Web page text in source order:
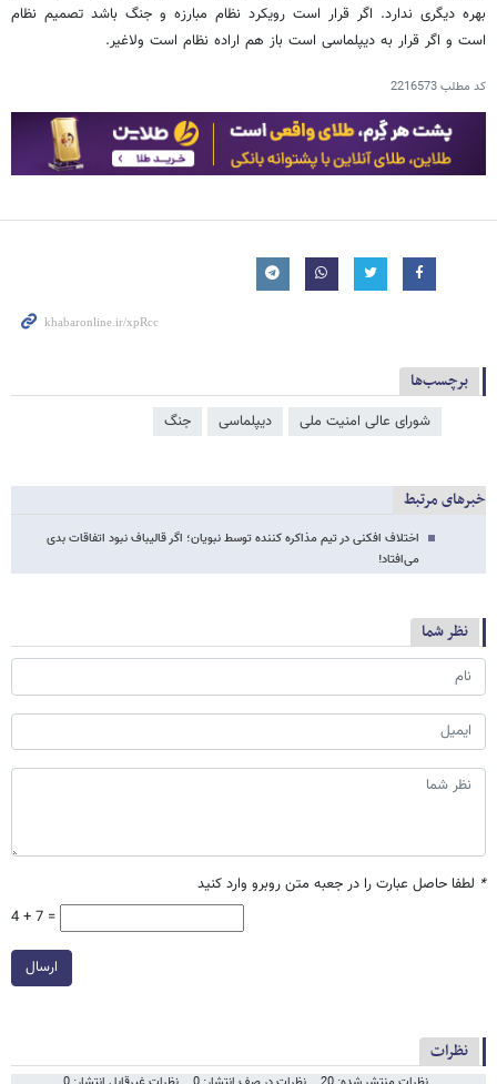
بهره دیگری ندارد. اگر قرار است رویکرد نظام مبارزه و جنگ باشد تصمیم نظام
است و اگر قرار به دیپلماسی است باز هم اراده نظام است ولاغیر.
کد مطلب2216573
برچسب‌ها
شورای عالی امنیت ملی دیپلماسی جنگ
خبرهای مرتبط
اختلاف افکنی در تیم مذاکره کننده توسط نبویان؛ اگر قالیباف نبود اتفاقات بدی
می‌افتاد!
نظر شما
* لطفا حاصل عبارت را در جعبه متن روبرو وارد کنید
4 + 7 =
ارسال
نظرات